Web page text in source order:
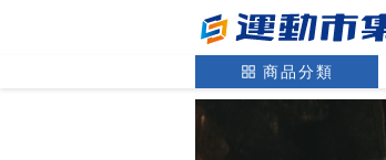
商品分類